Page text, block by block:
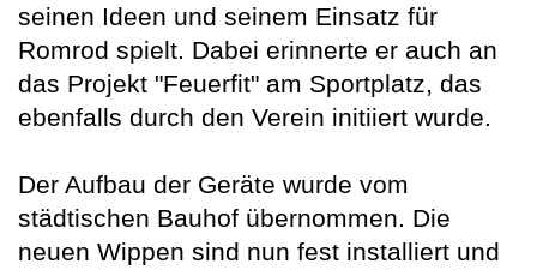
seinen Ideen und seinem Einsatz für
Romrod spielt. Dabei erinnerte er auch an
das Projekt "Feuerfit" am Sportplatz, das
ebenfalls durch den Verein initiiert wurde.
Der Aufbau der Geräte wurde vom
städtischen Bauhof übernommen. Die
neuen Wippen sind nun fest installiert und